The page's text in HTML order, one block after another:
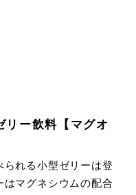
ー飲料【マグオ
れる小型ゼリーは登
はマグネシウムの配合